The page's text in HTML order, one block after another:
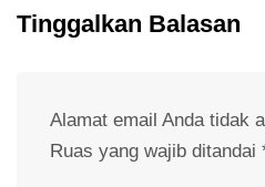
Tinggalkan Balasan
Alamat email Anda tidak
Ruas yang wajib ditandai